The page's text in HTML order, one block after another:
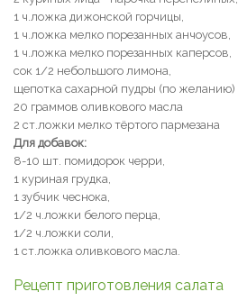
1 ч.ложка дижонской горчицы,
1 ч.ложка мелко порезанных анчоусов,
1 ч.ложка мелко порезанных каперсов,
сок 1/2 небольшого лимона,
щепотка сахарной пудры (по желанию)
20 граммов оливкового масла
2 ст.ложки мелко тёртого пармезана
Для добавок:
8-10 шт. помидорок черри,
1 куриная грудка,
1 зубчик чеснока,
1/2 ч.ложки белого перца,
1/2 ч.ложки соли,
1 ст.ложка оливкового масла.
Рецепт приготовления салата